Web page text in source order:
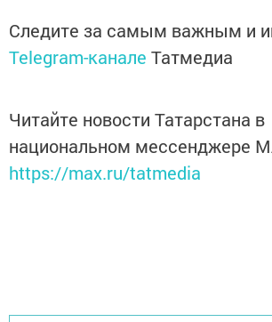
Следите за самым важным и
Telegram-канале Татмедиа
Читайте новости Татарстана в
национальном мессенджере
https://max.ru/tatmedia